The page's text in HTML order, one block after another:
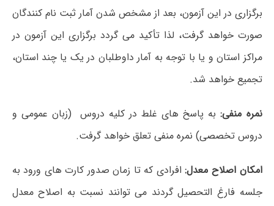
برگزاری در این آزمون، بعد از مشخص شدن آمار ثبت نام کنندگان
صورت خواهد گرفت، لذا تأکید می گردد برگزاری این آزمون در
مراکز استان و یا با توجه به آمار داوطلبان در یک یا چند استان،
تجمیع خواهد شد.
نمره منفی:به پاسخ های غلط در کلیه دروس (زبان عمومی و
دروس تخصصی) نمره منفی تعلق خواهد گرفت.
امکان اصلاح معدل:افرادی که تا زمان صدور کارت های ورود به
جلسه فارغ التحصیل گردند می توانند نسبت به اصلاح معدل